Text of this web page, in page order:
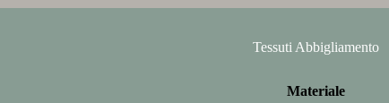
Tessuti Abbigliamento
Materiale